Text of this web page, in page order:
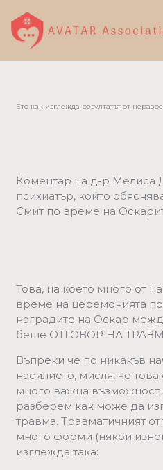
content
Ето как изглежда резултатът от
Коментар на д-р Мелиса
психиатър, който
Смит по време на
Това, на което много от
време на церемонията
наградите на Оскар
беше ОТГОВОР НА
Въпреки че по никакъв
насилието, мисля, че
много важна възможност
разберем как може да
травма. Травматичният
много форми (някои
изглежда така: